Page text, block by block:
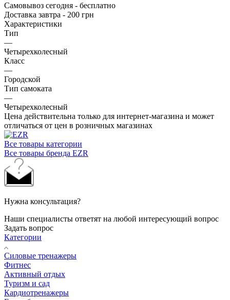
Самовывоз сегодня - бесплатно
Доставка завтра - 200 грн
Характеристики
Тип
—
Четырехколесный
Класс
—
Городской
Тип самоката
—
Четырехколесный
Цена действительна только для интернет-магазина и может
отличаться от цен в розничных магазинах
Все товары категории
Все товары бренда EZR
Нужна консультация?
Наши специалисты ответят на любой интересующий вопрос
Задать вопрос
Категории
Силовые тренажеры
Фитнес
Активный отдых
Туризм и сад
Кардиотренажеры